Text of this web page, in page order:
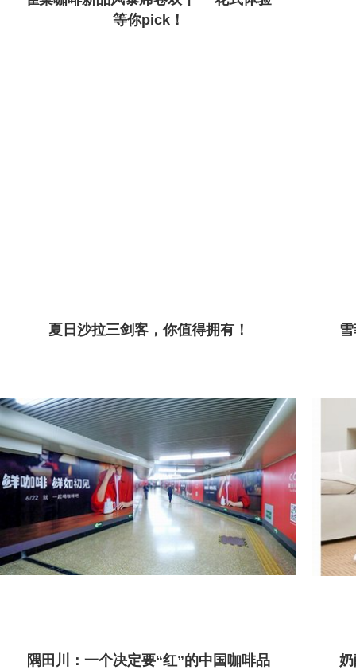
等你pick！
夏日沙拉三剑客，你值得拥有！
隅田川：一个决定要“红”的中国咖啡品